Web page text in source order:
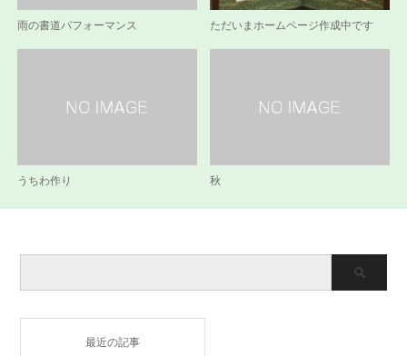
雨の書道パフォーマンス ただいまホームページ作成中です
うちわ作り 秋
最近の記事